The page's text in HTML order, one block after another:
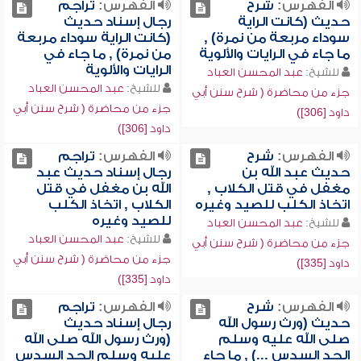
الفهرس: شرح
حديث (كانت الراية
سوداء مربعة من نمرة) ,
ما جاء في الرايات والألوية
للشيخ: عبد المحسن العباد
جزء من محاضرة ( شرح سنن أبي
داود [306])
الفهرس: تراجم
رجال إسناد حديث
(كانت الراية سوداء مربعة
من نمرة) , ما جاء في
الرايات والألوية
للشيخ: عبد المحسن العباد
جزء من محاضرة ( شرح سنن أبي
داود [306])
الفهرس: شرح
حديث عبد الله بن
مغفل في قتل الكلاب ,
اتخاذ الكلب للصيد وغيره
للشيخ: عبد المحسن العباد
جزء من محاضرة ( شرح سنن أبي
داود [335])
الفهرس: تراجم
رجال إسناد حديث عبد
الله بن مغفل في قتل
الكلاب , اتخاذ الكلب
للصيد وغيره
للشيخ: عبد المحسن العباد
جزء من محاضرة ( شرح سنن أبي
داود [335])
الفهرس: شرح
حديث (ورث رسول الله
صلى الله عليه وسلم
الجد السدس ...) , ما جاء
الفهرس: تراجم
رجال إسناد حديث
(ورث رسول الله صلى الله
عليه وسلم الجد السدس